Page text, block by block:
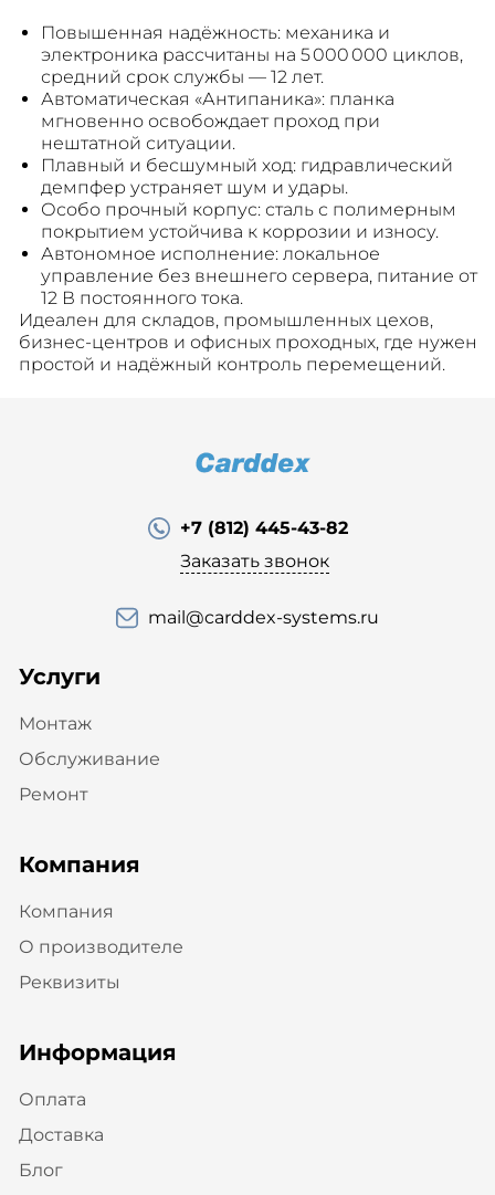
Повышенная надёжность: механика и
электроника рассчитаны на 5 000 000 циклов,
средний срок службы — 12 лет.
Автоматическая «Антипаника»: планка
мгновенно освобождает проход при
нештатной ситуации.
Плавный и бесшумный ход: гидравлический
демпфер устраняет шум и удары.
Особо прочный корпус: сталь с полимерным
покрытием устойчива к коррозии и износу.
Автономное исполнение: локальное
управление без внешнего сервера, питание от
12 В постоянного тока.
Идеален для складов, промышленных цехов,
бизнес-центров и офисных проходных, где нужен
простой и надёжный контроль перемещений.
+7 (812) 445-43-82
Заказать звонок
mail@carddex-systems.ru
Услуги
Монтаж
Обслуживание
Ремонт
Компания
Компания
О производителе
Реквизиты
Информация
Оплата
Доставка
Блог